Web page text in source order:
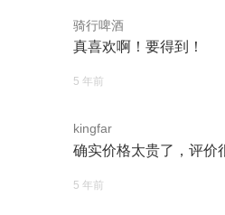
骑行啤酒
真喜欢啊！要得到！
5 年前
kingfar
确实价格太贵了，评价
5 年前